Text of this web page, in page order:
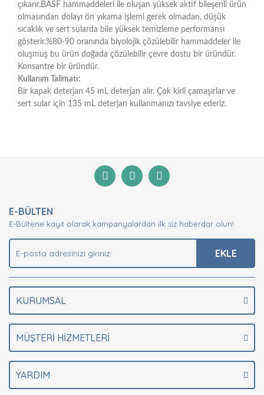
çıkarır.BASF hammaddeleri ile oluşan yüksek aktif bileşenli ürün
olmasından dolayı ön yıkama işlemi gerek olmadan, düşük
sıcaklık ve sert sularda bile yüksek temizleme performansı
gösterir.%80-90 oranında biyolojik çözülebilir hammaddeler ile
oluşmuş bu ürün doğada çözülebilir çevre dostu bir üründür.
Konsantre bir üründür.
Kullanım Talimatı:
Bir kapak deterjan 45 mL deterjan alır. Çok kirli çamaşırlar ve
sert sular için 135 mL deterjan kullanmanızı tavsiye ederiz.
Yorum Yaz
Görüş ve önerileriniz için teşekkür ederiz.
Ürün açıklamasında eksik bilgiler bulunuyor.
Ürün bilgilerinde hatalar bulunuyor.
E-BÜLTEN
E-Bültene kayıt olarak kampanyalardan ilk siz haberdar olun!
EKLE
KURUMSAL
MÜŞTERİ HİZMETLERİ
YARDIM